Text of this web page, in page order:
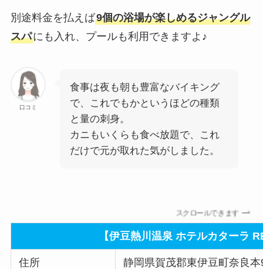
別途料金を払えば9個の浴場が楽しめるジャングル
スパにも入れ、プールも利用できますよ♪
口コミ
食事は夜も朝も豊富なバイキング
で、これでもかというほどの種類
と量の刺身。
カニもいくらも食べ放題で、これ
だけで元が取れた気がしました。
スクロールできます
【伊豆熱川温泉 ホテルカターラ
住所 静岡県賀茂郡東伊豆町奈良